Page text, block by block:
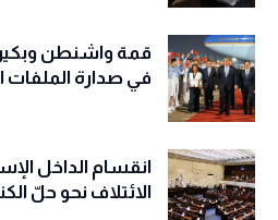
قمة واشنطن
في صدارة الملفات
انقسام الداخل
الائتلاف نحو حلّ